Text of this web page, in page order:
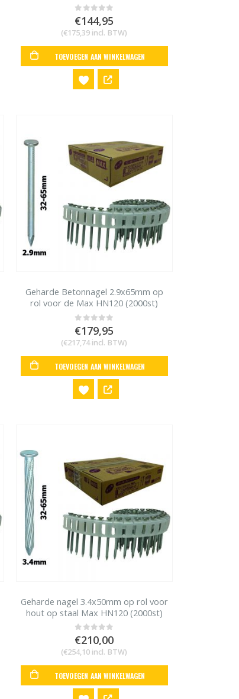
0out of 5
€144,95
(€175,39 incl. BTW)
TOEVOEGEN AAN WINKELWAGEN
Geharde Betonnagel 2.9x65mm op
rol voor de Max HN120 (2000st)
0out of 5
€179,95
(€217,74incl. BTW)
TOEVOEGEN AAN WINKELWAGEN
Geharde nagel 3.4x50mm op rol voor
hout op staal Max HN120 (2000st)
0out of 5
€210,00
(€254,10 incl. BTW)
TOEVOEGEN AAN WINKELWAGEN